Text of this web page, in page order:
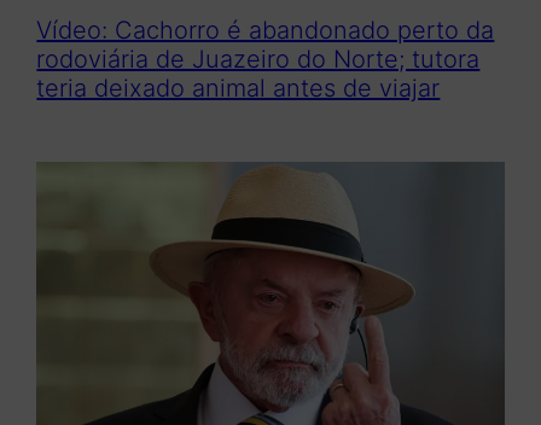
Vídeo: Cachorro é abandonado perto da
rodoviária de Juazeiro do Norte; tutora
teria deixado animal antes de viajar